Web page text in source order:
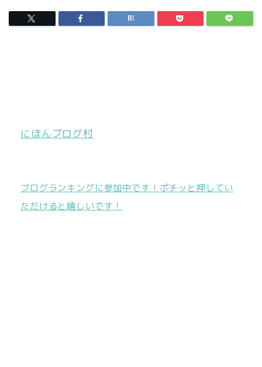
にほんブログ村
ブログランキングに参加中です！ポチッと押してい
ただけると嬉しいです！